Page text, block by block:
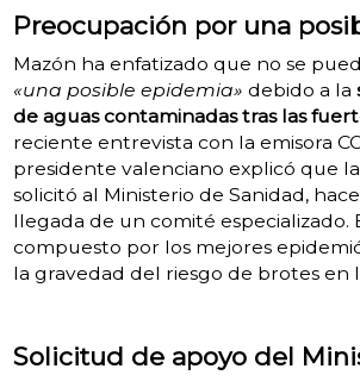
Preocupación por una
Mazón ha enfatizado que no se
«una posible epidemia» debido a la
de aguas contaminadas tras las
reciente entrevista con la emisora
presidente valenciano explicó que
solicitó al Ministerio de Sanidad,
llegada de un comité especializado.
compuesto por los mejores
la gravedad del riesgo de brotes en
Solicitud de apoyo del